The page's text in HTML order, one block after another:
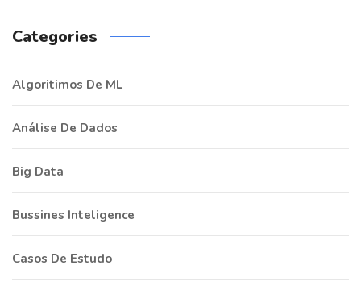
Categories
Algoritimos De ML
Análise De Dados
Big Data
Bussines Inteligence
Casos De Estudo